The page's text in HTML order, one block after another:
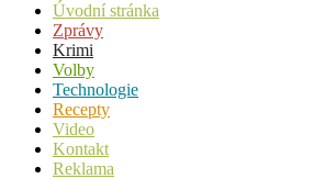
Úvodní stránka
Zprávy
Krimi
Volby
Technologie
Recepty
Video
Kontakt
Reklama